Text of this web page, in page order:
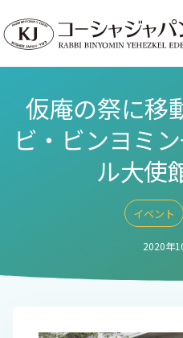
仮庵の祭に移
ビ・ビンヨミ
ル大使
イベント
2020年